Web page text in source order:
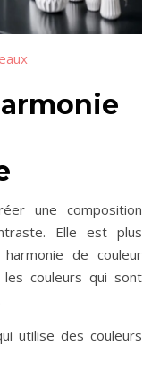
armonie
une composition
Elle est plus
de couleur
les couleurs qui sont
utilise des couleurs